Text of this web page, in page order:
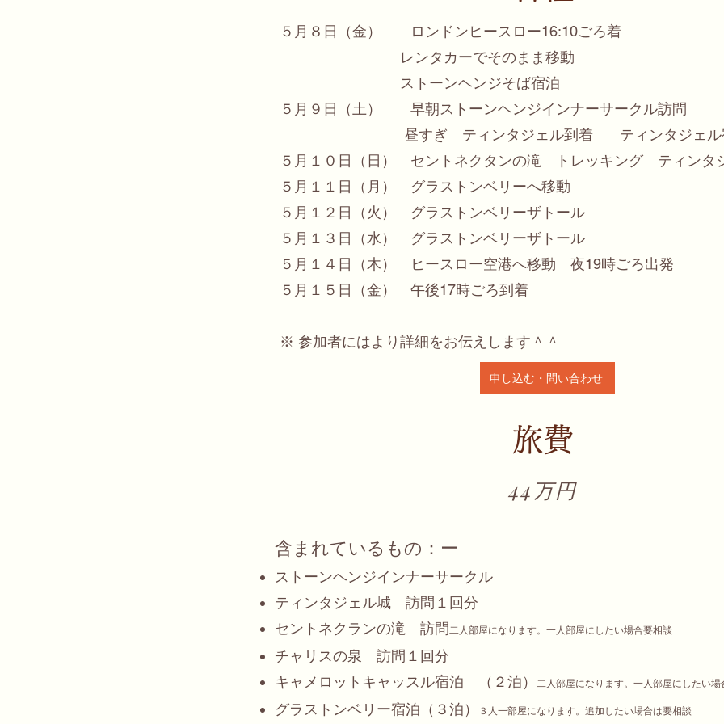
５月８日（金） ロンドンヒースロー16:10ごろ着
レンタカーでそのまま移動
ストーンヘンジそば宿泊
５月９日（土） 早朝ストーンヘンジインナーサークル訪問
昼すぎ ティンタジェル到着 ティンタジェル
５月１０日（日） セントネクタンの滝 トレッキング ティンタ
５月１１日（月） グラストンベリーへ移動
５月１２日（火） グラストンベリーザトール
５月１３日（水） グラストンベリーザトール
５月１４日（木） ヒースロー空港へ移動 夜19時ごろ出発
５月１５日（金） 午後17時ごろ到着
​※ 参加者にはより詳細をお伝えします＾＾
申し込む・問い合わせ
旅費
44万円
含まれているもの：ー
ストーンヘンジインナーサークル
ティンタジェル城 訪問１回分
セントネクランの滝 訪問二人部屋になります。一人部屋にしたい場合要相談
チャリスの泉 訪問１回分
キャメロットキャッスル宿泊 （２泊）
二人部屋になります。一人部屋にしたい場
グラストンベリー宿泊（３泊） ３人一部屋になります。追加したい場合は要相談